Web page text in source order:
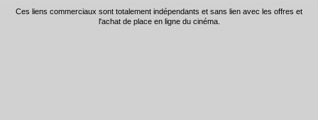
Ces liens commerciaux sont totalement indépendants et sans lien avec les offres et
l'achat de place en ligne du cinéma.